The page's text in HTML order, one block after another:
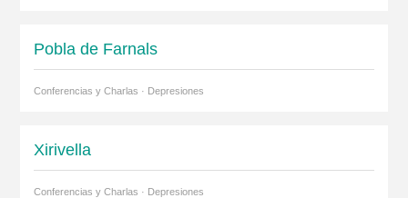
Pobla de Farnals
Conferencias y Charlas · Depresiones
Xirivella
Conferencias y Charlas · Depresiones